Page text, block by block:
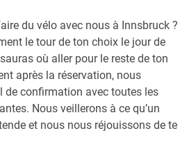
du vélo avec nous à Innsbruck ?
le tour de ton choix le jour de
où aller pour le reste de ton
après la réservation, nous
de confirmation avec toutes les
Nous veillerons à ce qu’un
et nous nous réjouissons de te